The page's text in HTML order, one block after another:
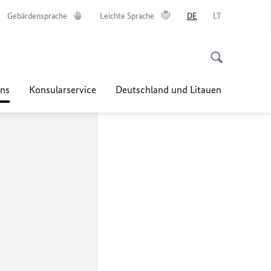
Gebärdensprache Leichte Sprache DE LT
Konsularservice Deutschland und Litauen